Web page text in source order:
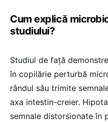
Cum explică
studiului?
Studiul de față
în copilărie perturbă
rândul său trimite
axa intestin-creier.
semnale distorsionate în